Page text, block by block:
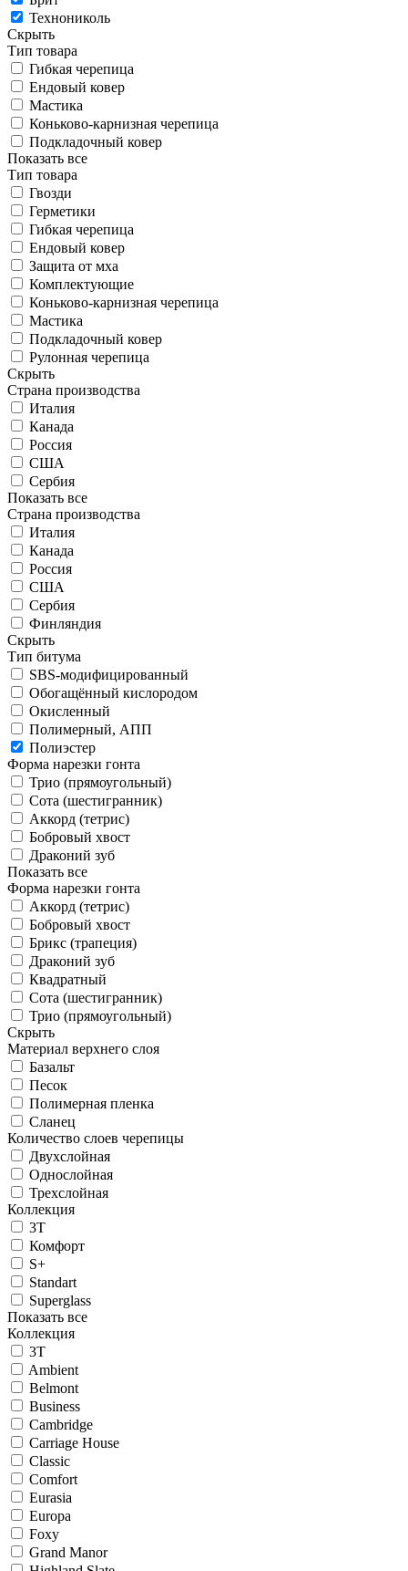
Технониколь
Скрыть
Тип товара
Гибкая черепица
Ендовый ковер
Мастика
Коньково-карнизная черепица
Подкладочный ковер
Показать все
Тип товара
Гвозди
Герметики
Гибкая черепица
Ендовый ковер
Защита от мха
Комплектующие
Коньково-карнизная черепица
Мастика
Подкладочный ковер
Рулонная черепица
Скрыть
Страна производства
Италия
Канада
Россия
США
Сербия
Показать все
Страна производства
Италия
Канада
Россия
США
Сербия
Финляндия
Скрыть
Тип битума
SBS-модифицированный
Обогащённый кислородом
Окисленный
Полимерный, АПП
Полиэстер
Форма нарезки гонта
Трио (прямоугольный)
Сота (шестигранник)
Аккорд (тетрис)
Бобровый хвост
Драконий зуб
Показать все
Форма нарезки гонта
Аккорд (тетрис)
Бобровый хвост
Брикс (трапеция)
Драконий зуб
Квадратный
Сота (шестигранник)
Трио (прямоугольный)
Скрыть
Материал верхнего слоя
Базальт
Песок
Полимерная пленка
Сланец
Количество слоев черепицы
Двухслойная
Однослойная
Трехслойная
Коллекция
3T
Комфорт
S+
Standart
Superglass
Показать все
Коллекция
3T
Ambient
Belmont
Business
Cambridge
Carriage House
Classic
Comfort
Eurasia
Europa
Foxy
Grand Manor